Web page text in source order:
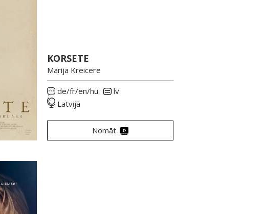
KORSETE
Marija Kreicere
de/fr/en/hu
lv
Latvijā
Nomāt